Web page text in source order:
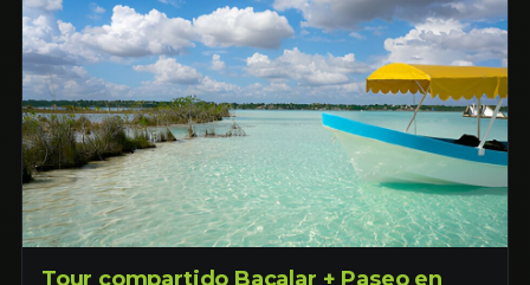
Tour compartido Bacalar + Paseo en